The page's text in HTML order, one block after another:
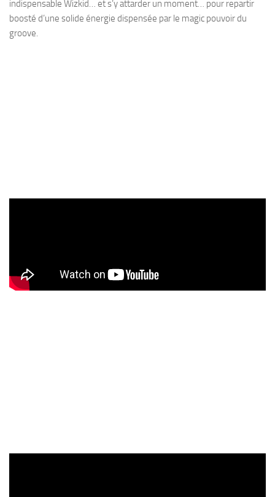
indispensable Wizkid… et s’y attarder un moment… pour repartir
boosté d’une solide énergie dispensée par le magic pouvoir du
groove.